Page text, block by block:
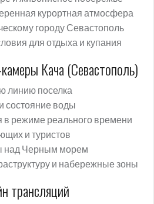
курортная атмосфера
городу Севастополь
для отдыха и купания
Кача (Севастополь)
линию поселка
состояние воды
в режиме реального времени
и туристов
над Черным морем
и набережные зоны
трансляций